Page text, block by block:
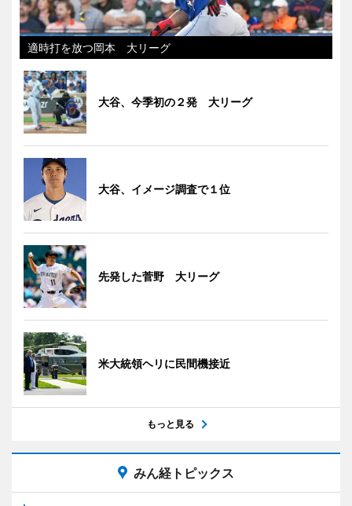
適時打を放つ岡本 大リーグ
大谷、今季初の２発 大リーグ
大谷、イメージ調査で１位
先発した菅野 大リーグ
米大統領ヘリに民間機接近
もっと見る
みん経トピックス